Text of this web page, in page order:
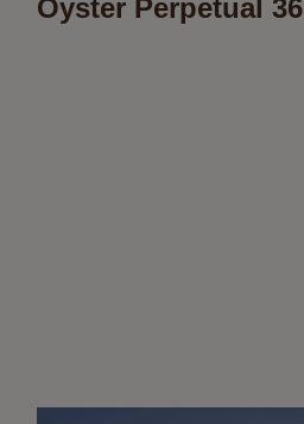
Oyster Perpetual 36